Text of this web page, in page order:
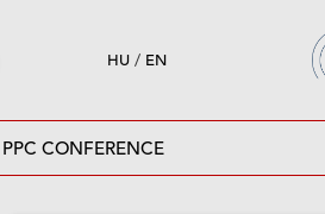
HU / EN
PPC CONFERENCE